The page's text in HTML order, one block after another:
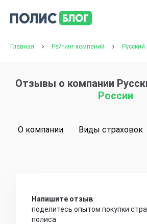
Главная Рейтинг компаний Русский
Отзывы о компании
России
О компании Виды страховок
Напишите отзыв
поделитесь опытом покупки
полиса